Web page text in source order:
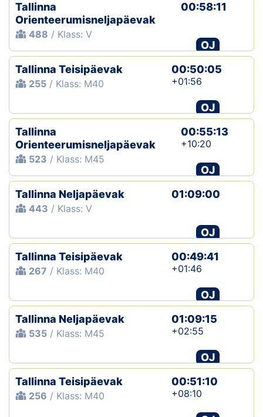
Tallinna
Orienteerumisneljapäevak
488 / Klass: V
00:58:11
OJ
Tallinna Teisipäevak
255 / Klass: M40
00:50:05
+01:56
OJ
Tallinna
Orienteerumisneljapäevak
523 / Klass: M45
00:55:13
+10:20
OJ
Tallinna Neljapäevak
443 / Klass: V
01:09:00
OJ
Tallinna Teisipäevak
267 / Klass: M40
00:49:41
+01:46
OJ
Tallinna Neljapäevak
535 / Klass: M45
01:09:15
+02:55
OJ
Tallinna Teisipäevak
256 / Klass: M40
00:51:10
+08:10